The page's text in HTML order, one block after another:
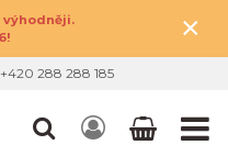
výhodněji.
×
+420 288 288 185